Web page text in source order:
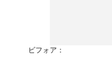
ビフォア：